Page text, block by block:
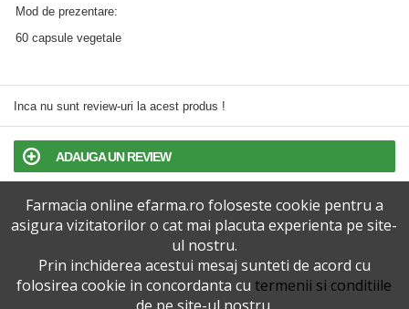
Mod de prezentare:
60 capsule vegetale
Inca nu sunt review-uri la acest produs !
ADAUGA UN REVIEW
TERMENI SI CONDITII
POLITICA DE CONFIDENTIALITATE
VERSIUNEA DESKTOP
Farmacia online efarma.ro foloseste cookie pentru a
asigura vizitatorilor o cat mai placuta experienta pe site-
ul nostru.
Prin inchiderea acestui mesaj sunteti de acord cu
folosirea cookie in concordanta cu termenii si conditiile